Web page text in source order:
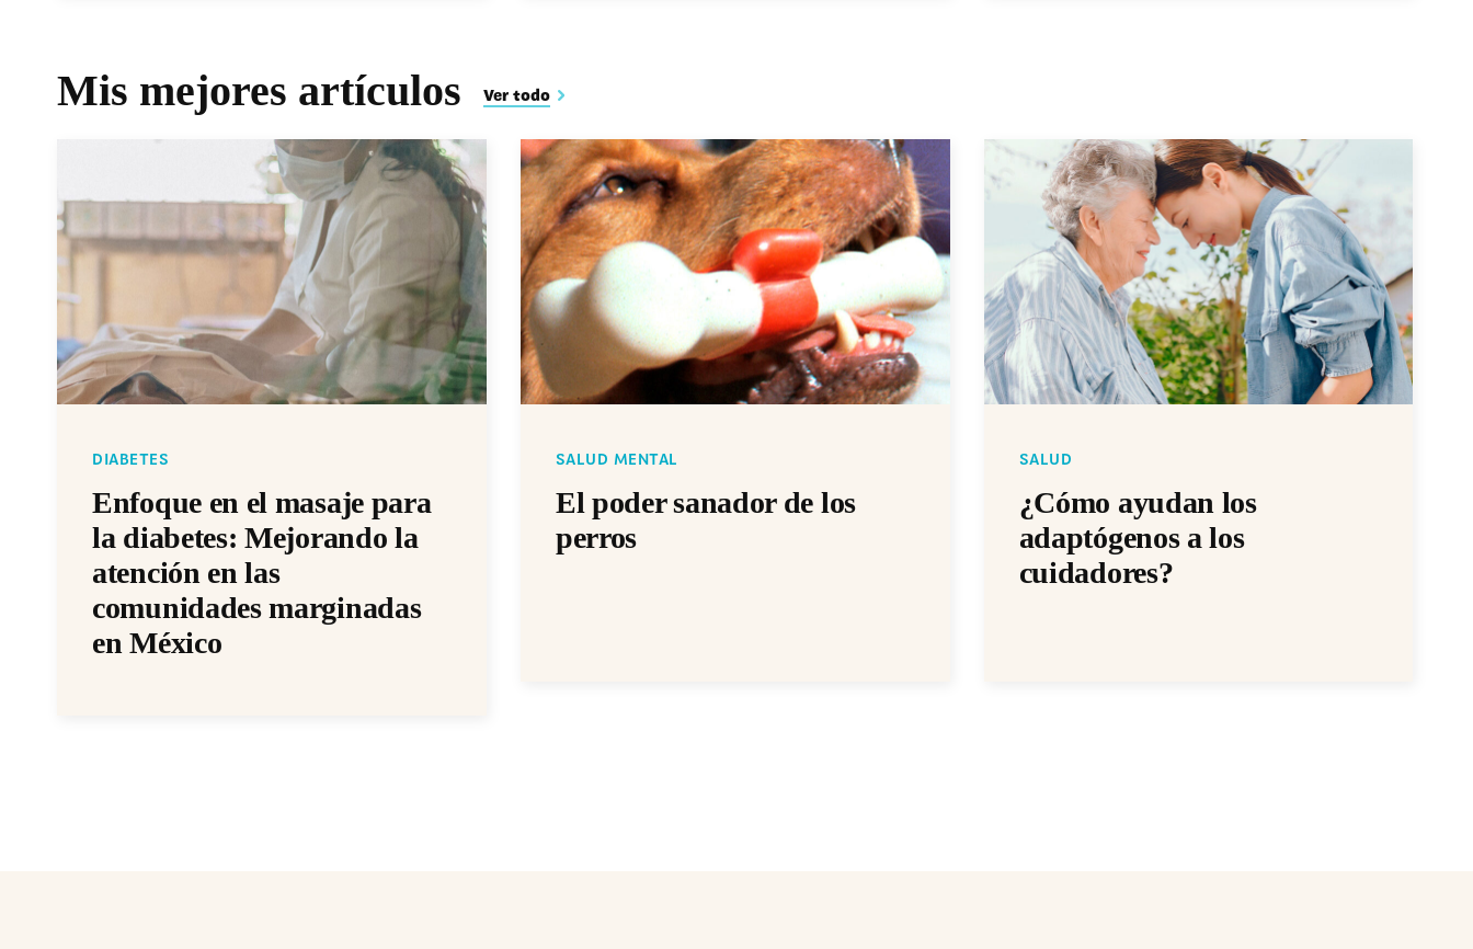
Mis mejores artículos Ver todo
DIABETES
Enfoque en el masaje para
la diabetes: Mejorando la
atención en las
comunidades marginadas
en México
SALUD MENTAL
El poder sanador de los
perros
SALUD
¿Cómo ayudan los
adaptógenos a los
cuidadores?